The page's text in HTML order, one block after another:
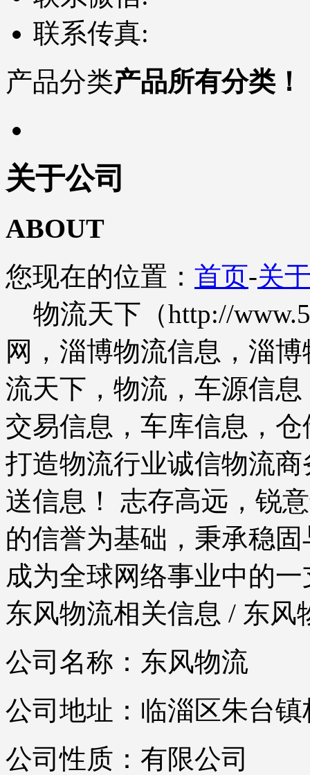
联系传真:
产品分类产品所有分类！
关于公司
ABOUT
您现在的位置： 首页-关
物流天下（http://
网，淄博物流信息，淄
流天下，物流，车源信
交易信息，车库信息，
打造物流行业诚信物流
送信息！ 志存高远，锐
的信誉为基础，秉承稳
成为全球网络事业中的
东风物流相关信息 / 东风
公司名称：东风物流
公司地址：临淄区朱台镇
公司性质：有限公司